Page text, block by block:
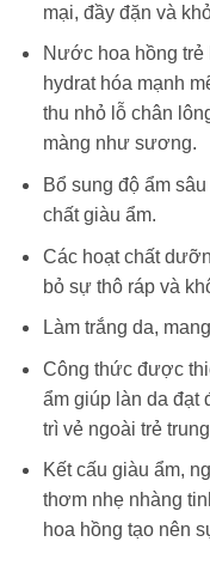
mại, đầy đặn và
Nước hoa hồng trẻ
hydrat hóa mạnh
thu nhỏ lỗ chân
màng như sương.
Bổ sung độ ẩm
chất giàu ẩm.
Các hoạt chất
bỏ sự thô ráp và
Làm trắng da,
Công thức được
ẩm giúp làn da đạt
trì vẻ ngoài trẻ
Kết cấu giàu ẩm,
thơm nhẹ nhàng
hoa hồng tạo nên